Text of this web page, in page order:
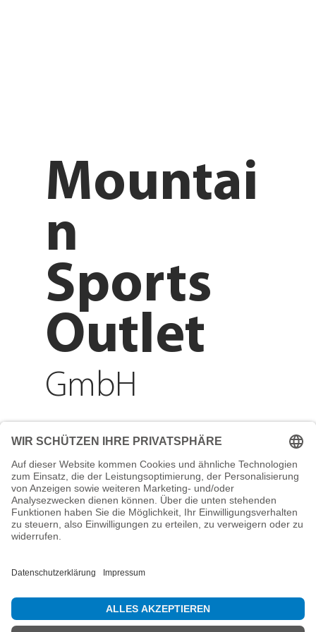
Adresse
Reichenberger Str. 1
84130 Dingolfing
Telefon
info@mountain-sports-
Mountai
n
Sports
Outlet
GmbH